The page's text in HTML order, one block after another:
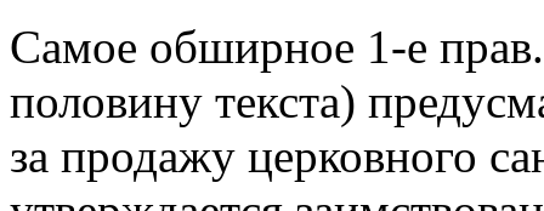
Самое обширное 1-е
половину текста)
за продажу церковного